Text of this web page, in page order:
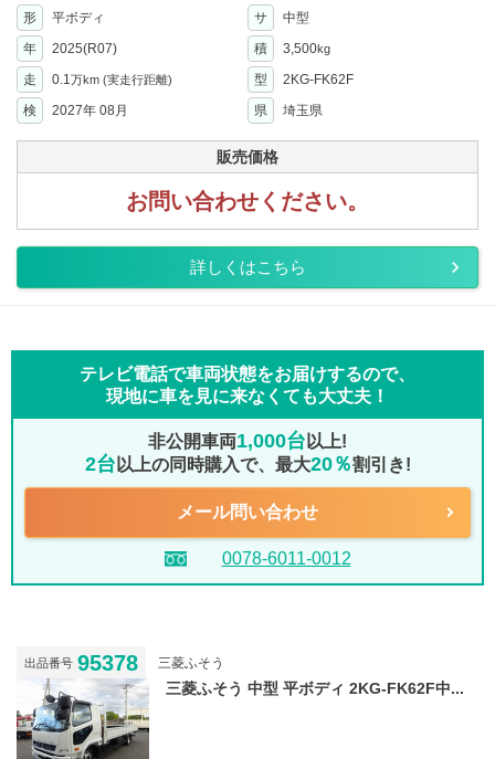
形 平ボディ サ
中型
年
2025(R07) 積 3,500kg
走 0.1万km (実走行距離) 型
2KG-FK62F
検
2027年 08月 県 埼玉県
販売価格
お問い合わせください。
詳しくはこちら
テレビ電話で車両状態をお届けするので、
現地に車を見に来なくても大丈夫！
非公開車両1,000台 以上!
2台 以上の同時購入で、最大20％割引き!
メール問い合わせ
0078-6011-0012
出品番号 95378 三菱ふそう
三菱ふそう 中型 平ボディ 2KG-FK62F中...